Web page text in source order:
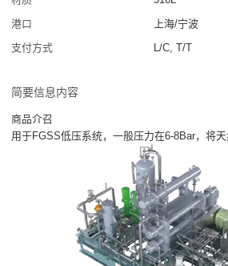
港口
上海/宁波
支付方式
L/C, T/T
简要信息内容
商品介召
用于FGSS低压系统，一般压力在6-8Bar，将天